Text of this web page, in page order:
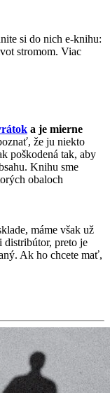
si do nich e-knihu:
stromom. Viac
a je mierne
že ju niekto
poškodená tak, aby
Knihu sme
obaloch
máme však už
distribútor, preto je
Ak ho chcete mať,